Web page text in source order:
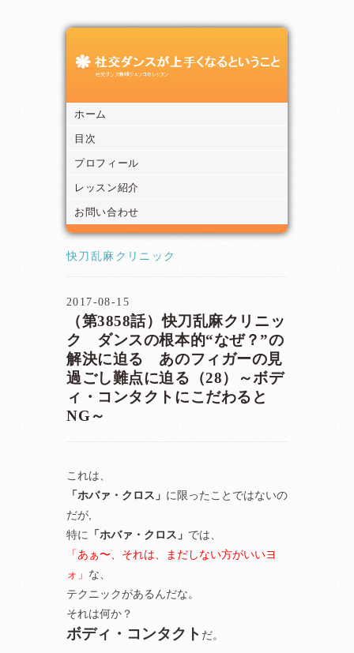
ホーム
目次
プロフィール
レッスン紹介
お問い合わせ
快刀乱麻クリニック
2017-08-15
（第3858話）快刀乱麻クリニッ
ク ダンスの根本的“なぜ？”の
解決に迫る あのフィガーの見
過ごし難点に迫る（28）～ボデ
ィ・コンタクトにこだわると
NG～
これは、
「ホバァ・クロス」 に限ったことではないの
だが,
特に
「ホバァ・クロス」 では、
「あぁ〜、それは、まだしない方がいいヨ
ォ」 な、
テクニックがあるんだな。
それは何か？
ボディ・コンタクト だ。